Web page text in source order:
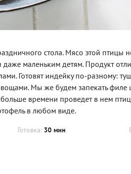
стола. Мясо этой птицы
маленьким детям. Продукт
Готовят индейку по-разному:
Мы же будем запекать филе
времени проведет в нем
в любом виде.
Готовка: 30 мин